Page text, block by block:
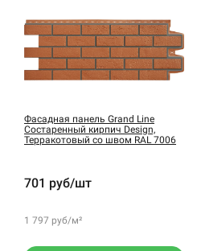
Фасадная панель Grand Line
Состаренный кирпич Design,
Терракотовый со швом RAL 7006
701 руб/шт
1 797 руб/м²